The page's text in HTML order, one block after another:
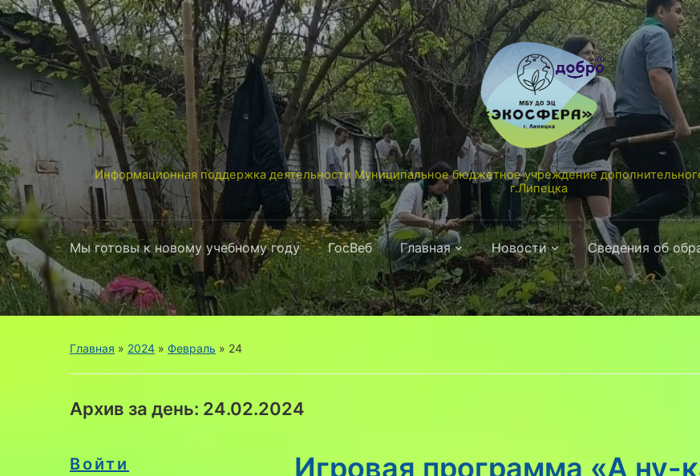
Информационная поддержка деятельности Муниципальное бюджетное учреждение
г.Липецка
Мы готовы к новому учебному году ГосВеб Главная Новости Сведения об
Главная » 2024 » Февраль » 24
Архив за день: 24.02.2024
Войти
Игровая программа «А ну-